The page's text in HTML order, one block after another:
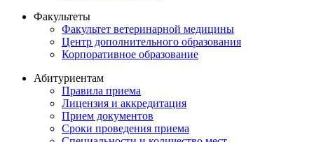
Факультеты
Факультет ветеринарной медицины
Центр дополнительного образования
Корпоративное образование
Абитуриентам
Правила приема
Лицензия и аккредитация
Прием документов
Сроки проведения приема